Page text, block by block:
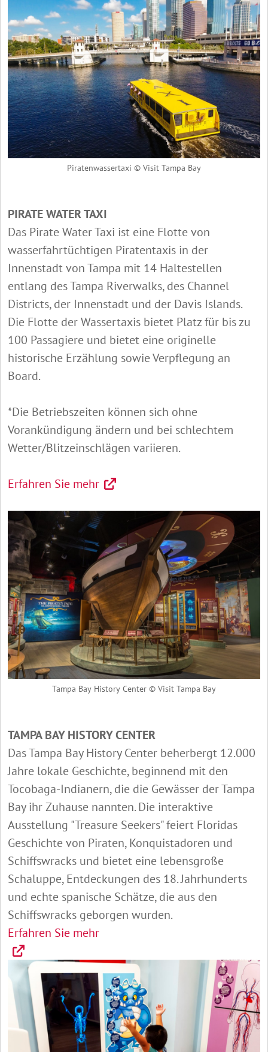
Piratenwassertaxi © Visit Tampa Bay
PIRATE WATER TAXI
Das Pirate Water Taxi ist eine Flotte von
wasserfahrtüchtigen Piratentaxis in der
Innenstadt von Tampa mit 14 Haltestellen
entlang des Tampa Riverwalks, des Channel
Districts, der Innenstadt und der Davis Islands.
Die Flotte der Wassertaxis bietet Platz für bis zu
100 Passagiere und bietet eine originelle
historische Erzählung sowie Verpflegung an
Board.
*Die Betriebszeiten können sich ohne
Vorankündigung ändern und bei schlechtem
Wetter/Blitzeinschlägen variieren.
Erfahren Sie mehr
Tampa Bay History Center © Visit Tampa Bay
TAMPA BAY HISTORY CENTER
Das Tampa Bay History Center beherbergt 12.000
Jahre lokale Geschichte, beginnend mit den
Tocobaga-Indianern, die die Gewässer der Tampa
Bay ihr Zuhause nannten. Die interaktive
Ausstellung "Treasure Seekers" feiert Floridas
Geschichte von Piraten, Konquistadoren und
Schiffswracks und bietet eine lebensgroße
Schaluppe, Entdeckungen des 18. Jahrhunderts
und echte spanische Schätze, die aus den
Schiffswracks geborgen wurden.
Erfahren Sie mehr